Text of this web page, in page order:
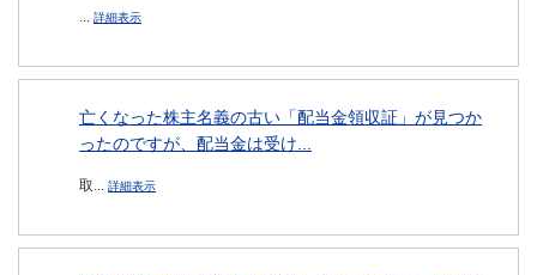
... 詳細表示
亡くなった株主名義の古い「配当金領収証」が見つか
ったのですが、配当金は受け...
取... 詳細表示